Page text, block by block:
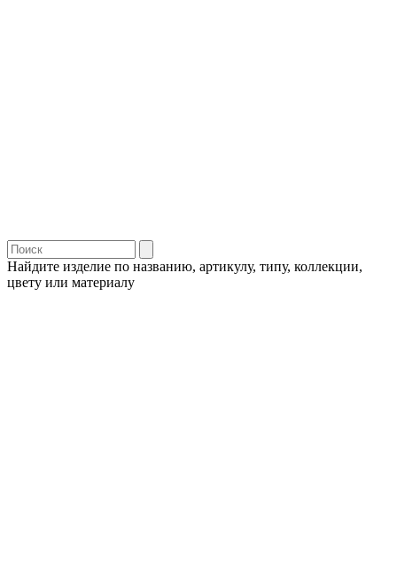
Найдите изделие по названию, артикулу, типу, коллекции,
цвету или материалу